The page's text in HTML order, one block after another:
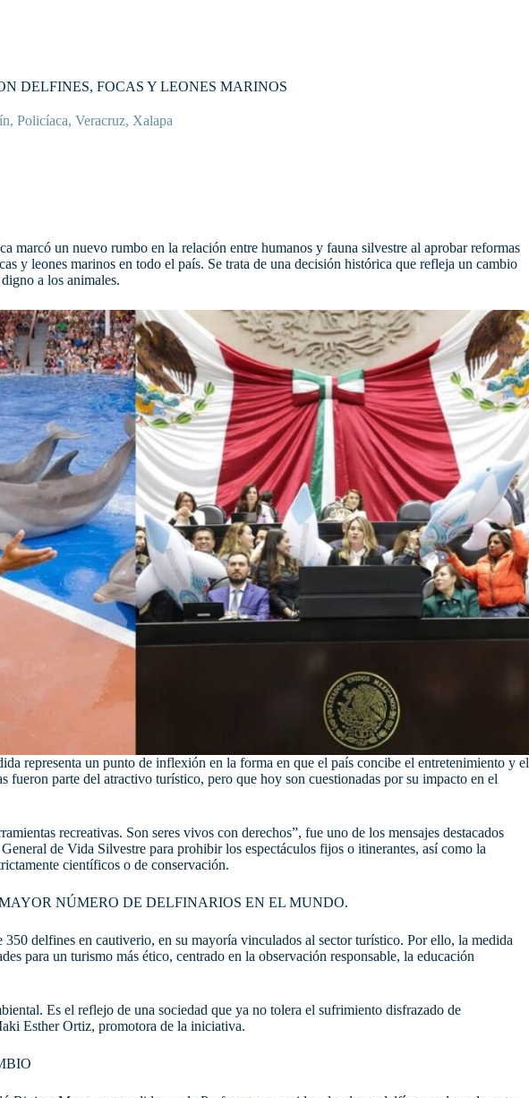
DELFINES, FOCAS Y LEONES MARINOS
, Policíaca, Veracruz, Xalapa
marcó un nuevo rumbo en la relación entre humanos y fauna silvestre al aprobar reformas
y leones marinos en todo el país. Se trata de una decisión histórica que refleja un cambio
a los animales.
representa un punto de inflexión en la forma en que el país concibe el entretenimiento y el
fueron parte del atractivo turístico, pero que hoy son cuestionadas por su impacto en el
recreativas. Son seres vivos con derechos”, fue uno de los mensajes destacados
de Vida Silvestre para prohibir los espectáculos fijos o itinerantes, así como la
científicos o de conservación.
NÚMERO DE DELFINARIOS EN EL MUNDO.
delfines en cautiverio, en su mayoría vinculados al sector turístico. Por ello, la medida
para un turismo más ético, centrado en la observación responsable, la educación
Es el reflejo de una sociedad que ya no tolera el sufrimiento disfrazado de
Esther Ortiz, promotora de la iniciativa.